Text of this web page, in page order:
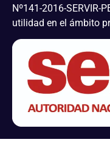
Nº141-2016-SERVIR-
utilidad en el ámbito